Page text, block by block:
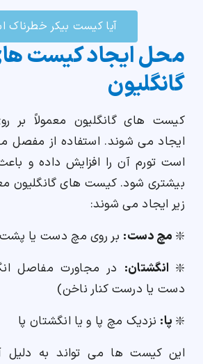
آیا کیست بیکر خطرناک
محل ایجاد کیست
گانگلیون
کیست های گانگلیون معمولاً بر
ایجاد می شوند. استفاده از مفصل
است تورم آن را افزایش داده و
بیشتری شود. کیست های گانگلیون
زیر ایجاد می شوند:
❇️ مچ دست: بر روی مچ دست یا
❇️ انگشتان: در مجاورت مفاصل
دست یا درست کنار ناخن)
❇️ پا: نزدیک مچ پا و یا انگشتان پا
این کیست ها می تواند به دلیل